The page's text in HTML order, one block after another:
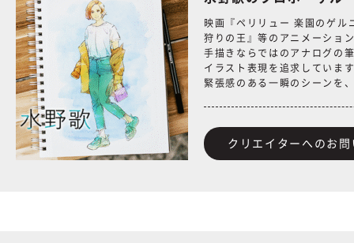
映画『ペリリュー 楽園のゲル
狩りの王』等のアニメーショ
手描きならではのアナログの
イラスト表現を追求していま
緊張感のある一瞬のシーンを
クリエイターへのお